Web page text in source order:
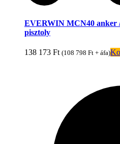
EVERWIN MCN40 anker
pisztoly
138 173 Ft (108 798 Ft + áfa)